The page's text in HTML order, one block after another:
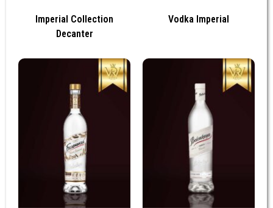
Imperial Collection
Decanter
Vodka Imperial